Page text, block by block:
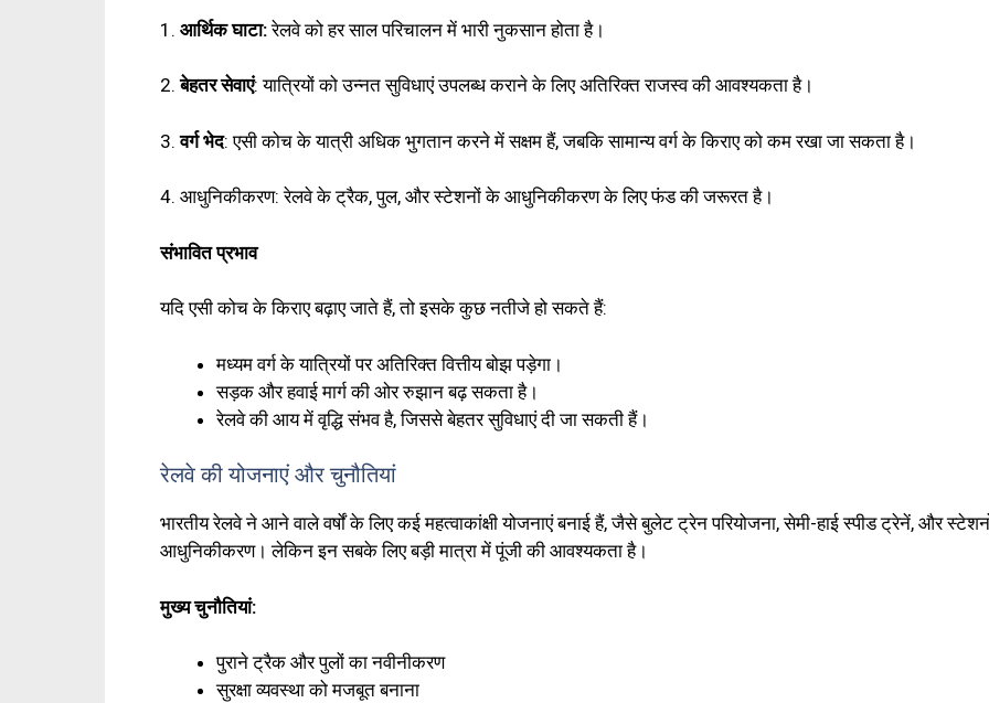
1. आर्थिक घाटा:रेलवे को हर साल परिचालन में भारी नुकसान होता है।
2.बेहतर सेवाएं: यात्रियों को उन्नत सुविधाएं उपलब्ध कराने के लिए अतिरिक्त राजस्व की आवश्यकता है।
3.वर्ग भेद: एसी कोच के यात्री अधिक भुगतान करने में सक्षम हैं, जबकि सामान्य वर्ग के किराए को कम रखा जा सकता है।
4. आधुनिकीकरण: रेलवे के ट्रैक, पुल, और स्टेशनों के आधुनिकीकरण के लिए फंड की जरूरत है।
संभावित प्रभाव
यदि एसी कोच के किराए बढ़ाए जाते हैं, तो इसके कुछ नतीजे हो सकते हैं:
मध्यम वर्ग के यात्रियों पर अतिरिक्त वित्तीय बोझ पड़ेगा।
सड़क और हवाई मार्ग की ओर रुझान बढ़ सकता है।
रेलवे की आय में वृद्धि संभव है, जिससे बेहतर सुविधाएं दी जा सकती हैं।
रेलवे की योजनाएं और चुनौतियां
भारतीय रेलवे ने आने वाले वर्षों के लिए कई महत्वाकांक्षी योजनाएं बनाई हैं, जैसे बुलेट ट्रेन परियोजना, सेमी-हाई स्पीड ट्रेनें, और
आधुनिकीकरण। लेकिन इन सबके लिए बड़ी मात्रा में पूंजी की आवश्यकता है।
मुख्य चुनौतियां:
पुराने ट्रैक और पुलों का नवीनीकरण
सुरक्षा व्यवस्था को मजबूत बनाना